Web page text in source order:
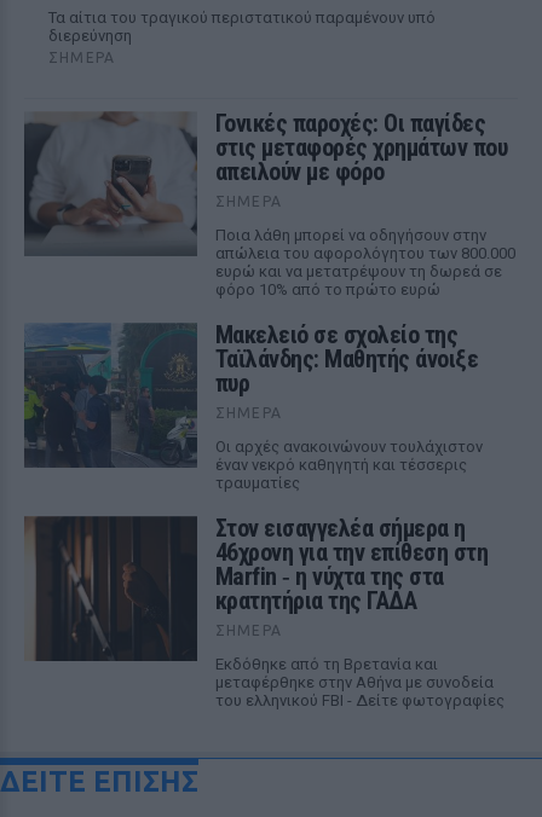
Τα αίτια του τραγικού περιστατικού παραμένουν υπό
διερεύνηση
ΣΉΜΕΡΑ
Γονικές παροχές: Οι παγίδες
στις μεταφορές χρημάτων που
απειλούν με φόρο
ΣΉΜΕΡΑ
Ποια λάθη μπορεί να οδηγήσουν στην
απώλεια του αφορολόγητου των 800.000
ευρώ και να μετατρέψουν τη δωρεά σε
φόρο 10% από το πρώτο ευρώ
Μακελειό σε σχολείο της
Ταϊλάνδης: Μαθητής άνοιξε
πυρ
ΣΉΜΕΡΑ
Οι αρχές ανακοινώνουν τουλάχιστον
έναν νεκρό καθηγητή και τέσσερις
τραυματίες
Στον εισαγγελέα σήμερα η
46χρονη για την επίθεση στη
Marfin ‑ η νύχτα της στα
κρατητήρια της ΓΑΔΑ
ΣΉΜΕΡΑ
Εκδόθηκε από τη Βρετανία και
μεταφέρθηκε στην Αθήνα με συνοδεία
του ελληνικού FBI - Δείτε φωτογραφίες
ΔΕΙΤΕ ΕΠΙΣΗΣ